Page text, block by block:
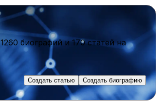
1260 биографийи170 статейна
Создать статью Создать биографию